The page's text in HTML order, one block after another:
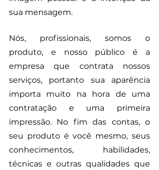
sua mensagem.
Nós, profissionais, somos o
produto, e nosso público é a
empresa que contrata nossos
serviços, portanto sua aparência
importa muito na hora de uma
contratação e uma primeira
impressão. No fim das contas, o
seu produto é você mesmo, seus
conhecimentos, habilidades,
técnicas e outras qualidades que